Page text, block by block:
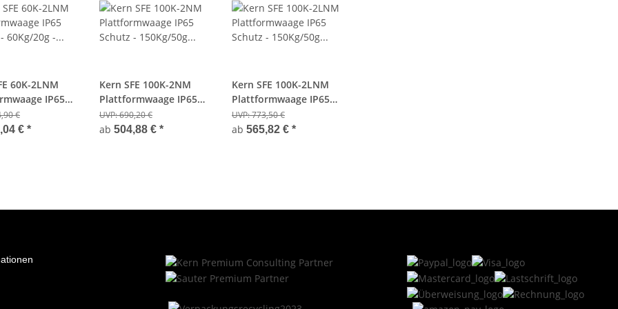
60K-2LNM
IP65
60Kg/20g -
€
€ *
Kern SFE 100K-2NM
Plattformwaage IP65
Schutz - 150Kg/50g -
Eichfähig
UVP:690,20 €
ab 504,88 € *
Kern SFE 100K-2LNM
Plattformwaage IP65
Schutz - 150Kg/50g -
Eichfähig
UVP:773,50 €
ab 565,82 € *